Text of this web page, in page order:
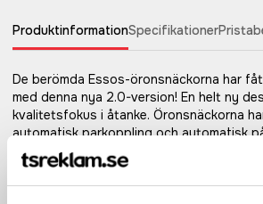
ProduktinformationSpecifikationer
De berömda Essos-öronsnäckorna har
med denna nya 2.0-version! En helt ny
kvalitetsfokus i åtanke. Öronsnäckorna
automatisk parkoppling och automatisk
Integrerade med transparensfunktion
som omger dig från utsidan genom
att du kan vara medveten om din